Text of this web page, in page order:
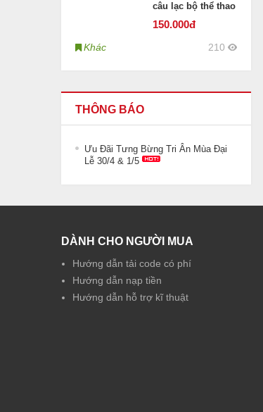
câu lạc bộ thể thao
150.000đ
Khác 210
THÔNG BÁO
Ưu Đãi Tưng Bừng Tri Ân Mùa Đại
Lễ 30/4 & 1/5
DÀNH CHO NGƯỜI MUA
Hướng dẫn tải code có phí
Hướng dẫn nạp tiền
Hướng dẫn hỗ trợ kĩ thuật